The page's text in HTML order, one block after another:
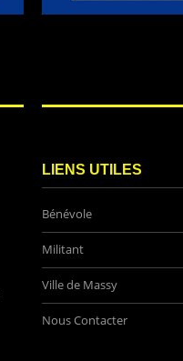
LIENS UTILES
Bénévole
Militant
Ville de Massy
Nous Contacter